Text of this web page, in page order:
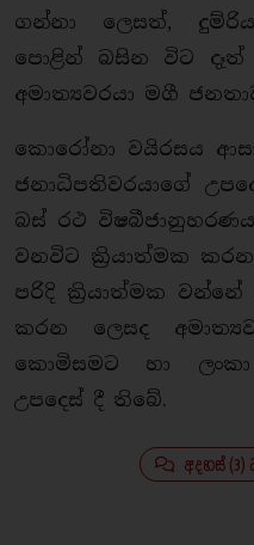
ගන්නා ලෙසත්,
පොළින් බසින විට
අමාත්‍යවරයා මගී
කොරෝනා වයිරසය
ජනාධිපතිවරයාගේ
බස් රථ
වනවිට ක්‍රියාත්මක
පරිදි ක්‍රියාත්මක
කරන ලෙසද
කොමිසමට හා
උපදෙස් දී තිබේ.
අදහස්